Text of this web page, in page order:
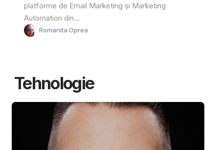
platforme de Email Marketing și Marketing
Automation din...
Romanita Oprea
Tehnologie